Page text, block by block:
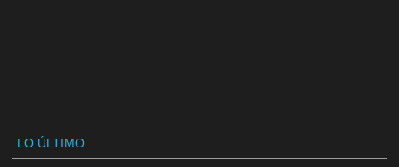
LO ÚLTIMO